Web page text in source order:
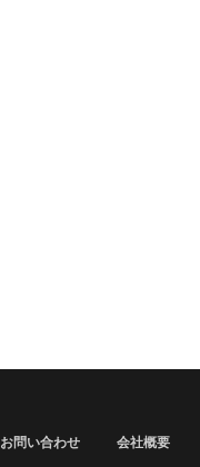
お問い合わせ 会社概要